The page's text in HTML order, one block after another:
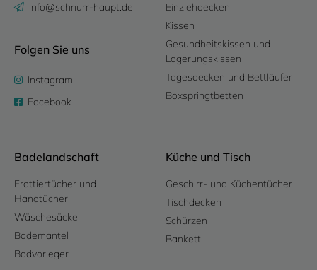
info@schnurr-haupt.de
Folgen Sie uns
Instagram
Facebook
Einziehdecken
Kissen
Gesundheitskissen und
Lagerungskissen
Tagesdecken und Bettläufer
Boxspringtbetten
Badelandschaft
Frottiertücher und
Handtücher
Wäschesäcke
Bademantel
Badvorleger
Küche und Tisch
Geschirr- und Küchentücher
Tischdecken
Schürzen
Bankett